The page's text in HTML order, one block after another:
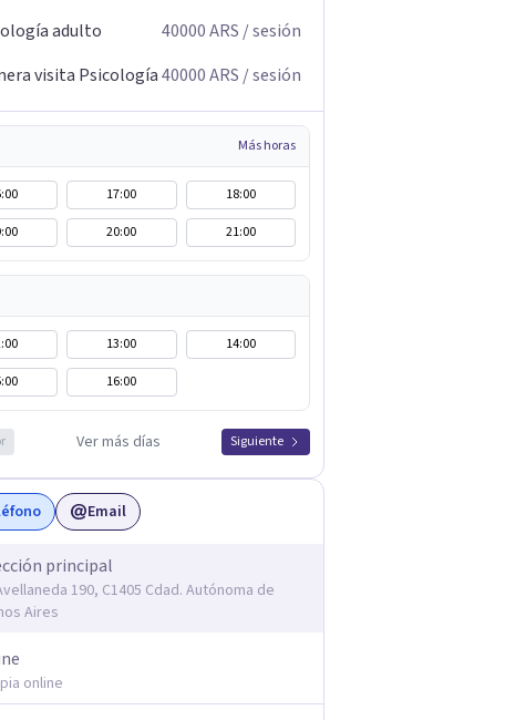
adulto
40000ARS / sesión
visita Psicología40000ARS / sesión
Más horas
17:00
18:00
20:00 21:00
13:00
14:00
16:00
Ver más días Siguiente
Email
principal
190, C1405 Cdad. Autónoma de
Aires
online